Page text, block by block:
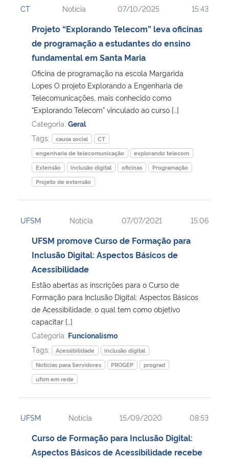
Ministério da Cidadania
Ministério da Saúde
Ministério de Minas e Energia
Ministério da Ciência, Tecnologia, Inovações e Comunicações
Ministério do Meio Ambiente
Ministério do Turismo
Ministério do Desenvolvimento Regional
Controladoria-Geral da União
Ministério da Mulher, da Família e dos Direitos Humanos
Secretaria-Geral
Gabinete de Segurança Institucional
Advocacia-Geral da União
Banco Central do Brasil
CT Notícia 07/10/2025 15:43
Projeto “Explorando Telecom” leva oficinas
de programação a estudantes do ensino
fundamental em Santa Maria
Oficina de programação na escola Margarida
Lopes O projeto Explorando a Engenharia de
Telecomunicações, mais conhecido como
“Explorando Telecom” vinculado ao curso […]
Categoria: Geral
Tags:
causa social
CT
engenharia de telecomunicação
explorando telecom
Extensão
inclusão digital oficinas
Programação
Projeto de extensão
UFSM Notícia 07/07/2021 15:06
UFSM promove Curso de Formação para
Inclusão Digital: Aspectos Básicos de
Acessibilidade
Estão abertas as inscrições para o Curso de
Formação para Inclusão Digital: Aspectos Básicos
de Acessibilidade, o qual tem como objetivo
capacitar […]
Categoria: Funcionalismo
Tags:
Acessibilidade
inclusão digital
Notícias para Servidores
PROGEP
prograd
ufsm em rede
UFSM Notícia 15/09/2020 08:53
Curso de Formação para Inclusão Digital:
Aspectos Básicos de Acessibilidade recebe